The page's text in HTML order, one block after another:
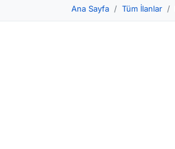
Ana Sayfa Tüm İlanlar